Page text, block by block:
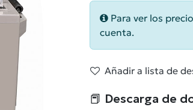
Para ver los
cuenta.
Añadir a lista de
📕 Descarga de